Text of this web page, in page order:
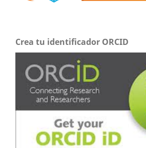
Crea tu identificador ORCID